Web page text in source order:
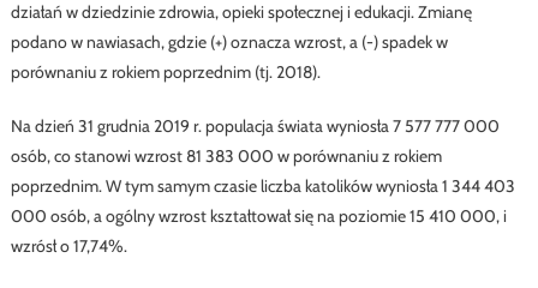
działań w dziedzinie zdrowia, opieki społecznej i edukacji. Zmianę
podano w nawiasach, gdzie (+) oznacza wzrost, a (-) spadek w
porównaniu z rokiem poprzednim (tj. 2018).
Na dzień 31 grudnia 2019 r. populacja świata wyniosła 7 577 777 000
osób, co stanowi wzrost 81 383 000 w porównaniu z rokiem
poprzednim. W tym samym czasie liczba katolików wyniosła 1 344 403
000 osób, a ogólny wzrost kształtował się na poziomie 15 410 000, i
wzrósł o 17,74%.